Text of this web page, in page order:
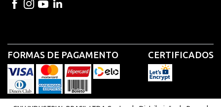
FORMAS DE PAGAMENTO CERTIFICADOS